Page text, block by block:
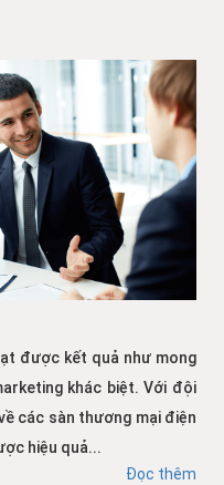
được kết quả như mong
khác biệt. Với đội
các sàn thương mại điện
hiệu quả...
Đọc thêm